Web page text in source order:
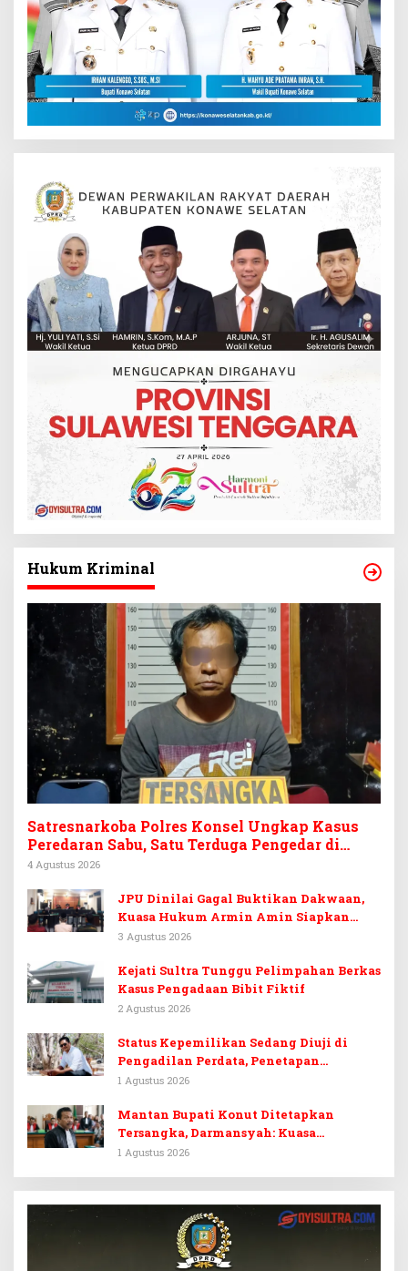
Hukum Kriminal
Satresnarkoba Polres Konsel Ungkap Kasus
Peredaran Sabu, Satu Terduga Pengedar di
Tinanggea Ditangkap
4 Agustus 2026
JPU Dinilai Gagal Buktikan Dakwaan,
Kuasa Hukum Armin Amin Siapkan
Pledoi dan Minta Putusan Bebas
3 Agustus 2026
Kejati Sultra Tunggu Pelimpahan Berkas
Kasus Pengadaan Bibit Fiktif
2 Agustus 2026
Status Kepemilikan Sedang Diuji di
Pengadilan Perdata, Penetapan
Tersangka Dr. Ruksamin Dinilai
1 Agustus 2026
Mantan Bupati Konut Ditetapkan
Tersangka, Darmansyah: Kuasa
Hukumnya Diduga Kebingungan
1 Agustus 2026